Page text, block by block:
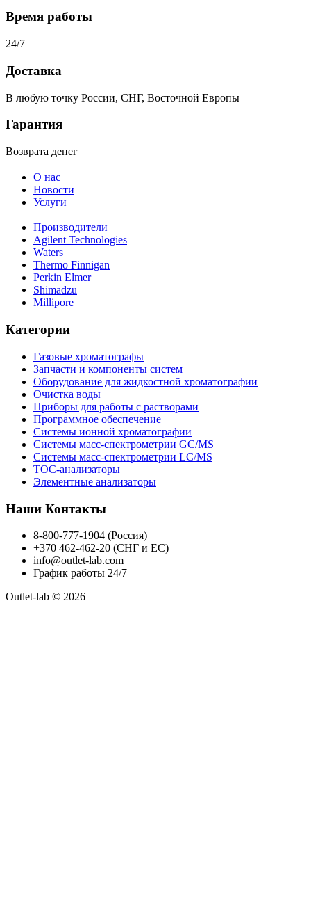
Время работы
24/7
Доставка
В любую точку России, СНГ, Восточной Европы
Гарантия
Возврата денег
О нас
Новости
Услуги
Производители
Agilent Technologies
Waters
Thermo Finnigan
Perkin Elmer
Shimadzu
Millipore
Категории
Газовые хроматографы
Запчасти и компоненты систем
Оборудование для жидкостной хроматографии
Очистка воды
Приборы для работы с растворами
Программное обеспечение
Системы ионной хроматографии
Системы масс-спектрометрии GC/MS
Системы масс-спектрометрии LC/MS
ТОС-анализаторы
Элементные анализаторы
Наши Контакты
8-800-777-1904 (Россия)
+370 462-462-20 (СНГ и ЕС)
info@outlet-lab.com
График работы 24/7
Outlet-lab © 2026